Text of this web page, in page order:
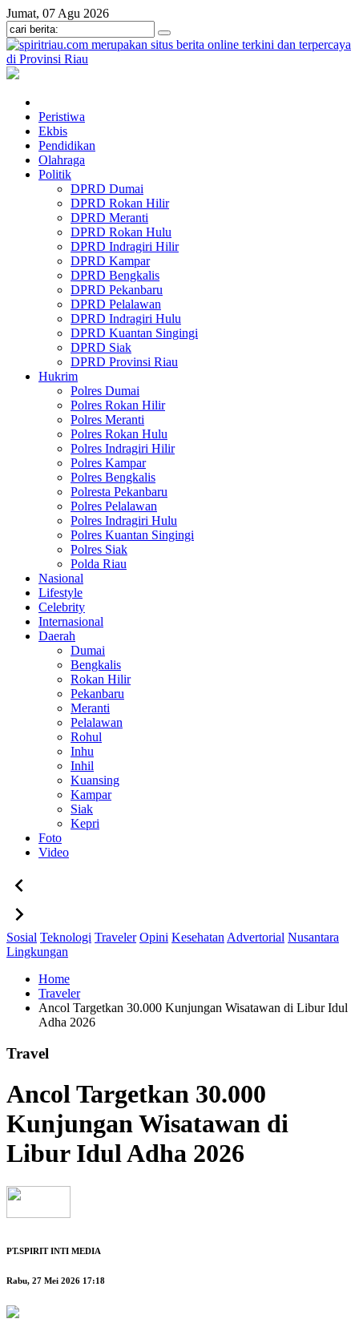
Jumat, 07 Agu 2026
Peristiwa
Ekbis
Pendidikan
Olahraga
Politik
DPRD Dumai
DPRD Rokan Hilir
DPRD Meranti
DPRD Rokan Hulu
DPRD Indragiri Hilir
DPRD Kampar
DPRD Bengkalis
DPRD Pekanbaru
DPRD Pelalawan
DPRD Indragiri Hulu
DPRD Kuantan Singingi
DPRD Siak
DPRD Provinsi Riau
Hukrim
Polres Dumai
Polres Rokan Hilir
Polres Meranti
Polres Rokan Hulu
Polres Indragiri Hilir
Polres Kampar
Polres Bengkalis
Polresta Pekanbaru
Polres Pelalawan
Polres Indragiri Hulu
Polres Kuantan Singingi
Polres Siak
Polda Riau
Nasional
Lifestyle
Celebrity
Internasional
Daerah
Dumai
Bengkalis
Rokan Hilir
Pekanbaru
Meranti
Pelalawan
Rohul
Inhu
Inhil
Kuansing
Kampar
Siak
Kepri
Foto
Video
Sosial Teknologi Traveler Opini Kesehatan Advertorial Nusantara
Lingkungan
Home
Traveler
Ancol Targetkan 30.000 Kunjungan Wisatawan di Libur Idul
Adha 2026
Travel
Ancol Targetkan 30.000
Kunjungan Wisatawan di
Libur Idul Adha 2026
PT.SPIRIT INTI MEDIA
Rabu, 27 Mei 2026 17:18